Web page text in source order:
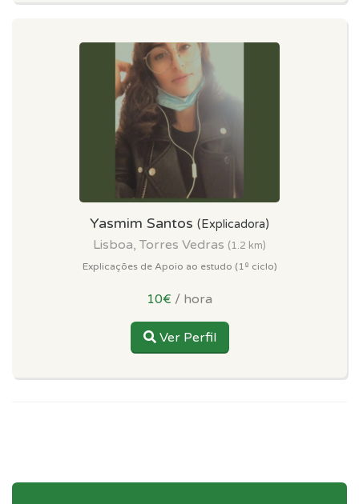
Yasmim Santos (Explicadora)
Lisboa, Torres Vedras (1.2 km)
Explicações de Apoio ao estudo (1º ciclo)
10€ / hora
Ver Perfil